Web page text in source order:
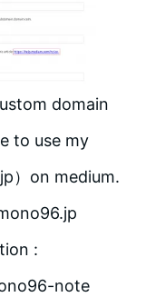
domain
to use my
）on medium.
:
note